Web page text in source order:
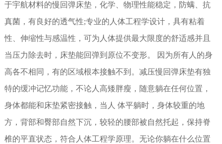
于宇航材料的慢回弹床垫，化学、物理性能稳定，防螨、抗
真菌，有良好的透气性;专业的人体工程学设计，具有粘着
性、伸缩性与感温性，可为人体提供最大限度的舒适感并且
当压力除去时，床垫能回弹到原位不变形。 因为所有人的身
高各不相同，有的区域根本接触不到。减压慢回弹床垫有独
特的缓冲记忆功能，不论人高矮胖瘦，随意躺在任何位置，
身体都能和床垫紧密接触，当人 体平躺时，身体较重的地
方，背部和臀部自然下沉，较轻的腰部被自然托起，保持脊
椎的平直状态，符合人体工程学原理。无论你躺在什么位置